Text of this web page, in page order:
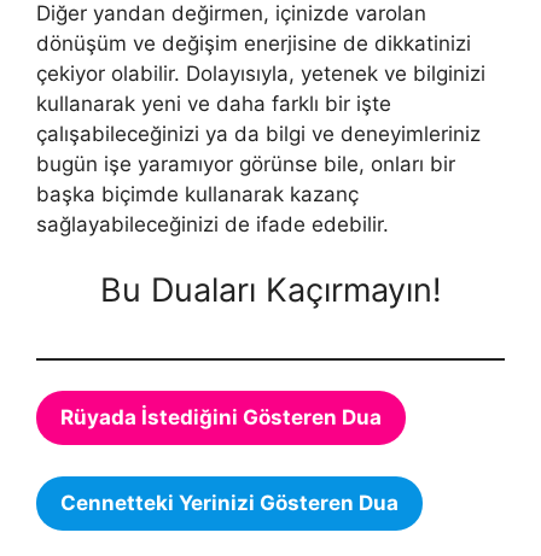
Diğer yandan de­ğirmen, içinizde varolan
dönüşüm ve değişim enerjisine de dik­katinizi
çekiyor olabilir. Dolayısıyla, yetenek ve bilginizi
kullana­rak yeni ve daha farklı bir işte
çalışabileceğinizi ya da bilgi ve de­neyimleriniz
bugün işe yaramıyor görünse bile, onları bir
başka biçimde kullanarak kazanç
sağlayabileceğinizi de ifade edebilir.
Bu Duaları Kaçırmayın!
Rüyada İstediğini Gösteren Dua
Cennetteki Yerinizi Gösteren Dua